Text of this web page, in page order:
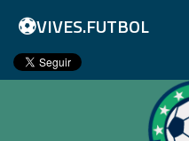
⚽VIVES.FUTBOL
Inicio